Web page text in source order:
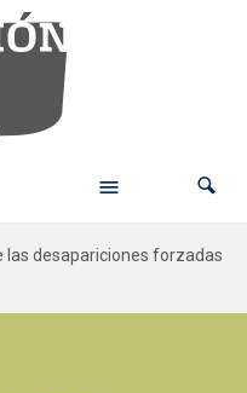
las desapariciones forzadas